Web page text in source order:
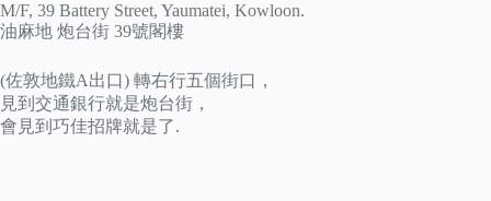
M/F, 39 Battery Street, Yaumatei, Kowloon.
油麻地 炮台街 39號閣樓
(佐敦地鐵A出口) 轉右行五個街口，
見到交通銀行就是炮台街，
會見到巧佳招牌就是了.